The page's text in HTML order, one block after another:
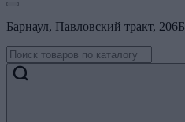
Барнаул, Павловский тракт, 206Б